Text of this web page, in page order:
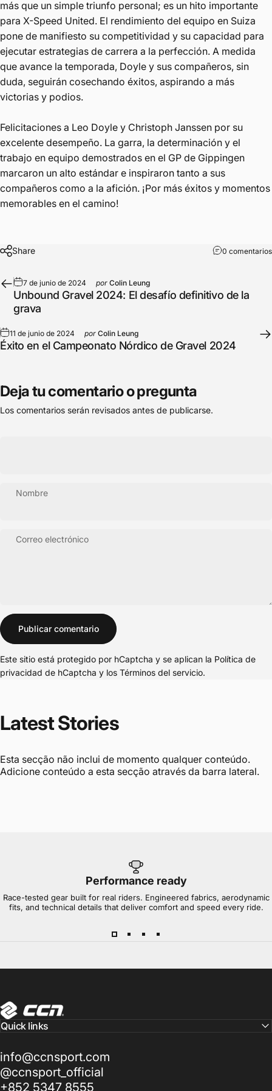
más que un simple triunfo personal; es un hito importante
para X-Speed ​​United. El rendimiento del equipo en Suiza
pone de manifiesto su competitividad y su capacidad para
ejecutar estrategias de carrera a la perfección. A medida
que avance la temporada, Doyle y sus compañeros, sin
duda, seguirán cosechando éxitos, aspirando a más
victorias y podios.
Felicitaciones a Leo Doyle y Christoph Janssen por su
excelente desempeño. La garra, la determinación y el
trabajo en equipo demostrados en el GP de Gippingen
marcaron un alto estándar e inspiraron tanto a sus
compañeros como a la afición. ¡Por más éxitos y momentos
memorables en el camino!
Share 0 comentarios
7 de junio de 2024 por Colin Leung
Unbound Gravel 2024: El desafío definitivo de la
grava
11 de junio de 2024 por Colin Leung
Éxito en el Campeonato Nórdico de Gravel 2024
Deja tu comentario o pregunta
Los comentarios serán revisados antes de publicarse.
Nombre
Correo electrónico
Mensaje
Publicar comentario
Este sitio está protegido por hCaptcha y se aplican la Política de
privacidad de hCaptcha y los Términos del servicio.
LatestStories
Esta secção não inclui de momento qualquer conteúdo.
Adicione conteúdo a esta secção através da barra lateral.
Performance ready
Race-tested gear built for real riders. Engineered fabrics, aerodynamic
fits, and technical details that deliver comfort and speed every ride.
CCN Sport
Quick links
info@ccnsport.com
@ccnsport_official
+852 5347 8555